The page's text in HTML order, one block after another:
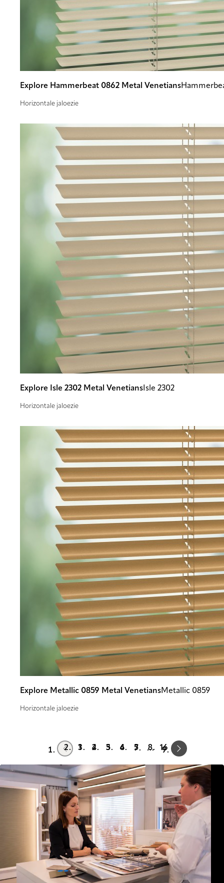
Explore Hammerbeat 0862 Metal Venetians
Horizontale jaloezie
Explore Isle 2302 Metal Venetians Isle 2302
Horizontale jaloezie
Explore Metallic 0859 Metal VenetiansMetallic 0859
Horizontale jaloezie
Prev 1 2 3 4 5 … 16 Next